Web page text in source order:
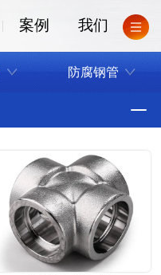
案例 我们
防腐钢管